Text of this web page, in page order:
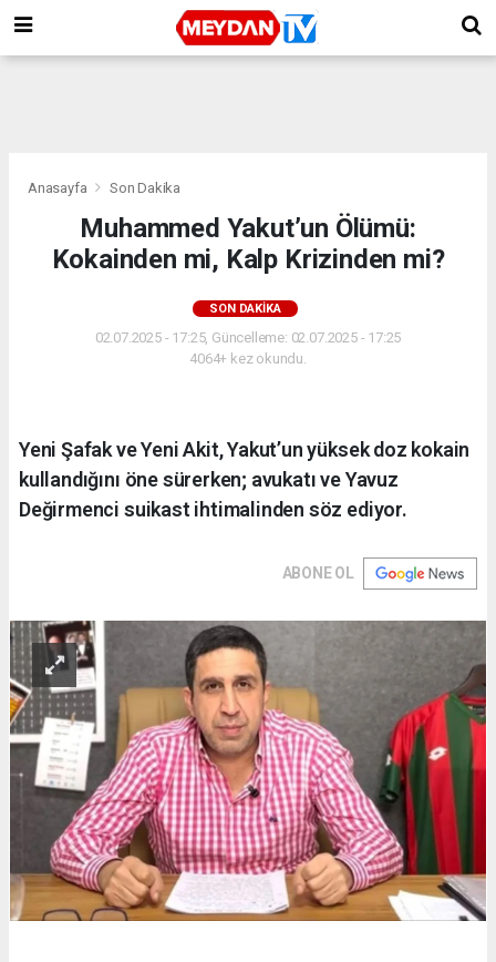
Anasayfa Son Dakika
Muhammed Yakut’un Ölümü:
Kokainden mi, Kalp Krizinden mi?
SON DAKIKA
02.07.2025 - 17:25, Güncelleme: 02.07.2025 - 17:25
4064+ kez okundu.
Yeni Şafak ve Yeni Akit, Yakut’un yüksek doz kokain
kullandığını öne sürerken; avukatı ve Yavuz
Değirmenci suikast ihtimalinden söz ediyor.
ABONE OL